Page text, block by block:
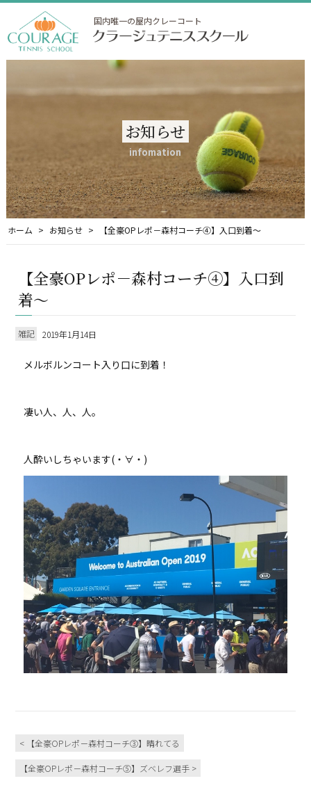
国内唯一の屋内クレーコート
お知らせ
infomation
ホーム お知らせ 【全豪OPレポ－森村コーチ④】入口到着～
【全豪OPレポ－森村コーチ④】入口到
着～
雑記 2019年1月14日
メルボルンコート入り口に到着！
凄い人、人、人。
人酔いしちゃいます(・∀・)
< 【全豪OPレポ－森村コーチ③】晴れてる
【全豪OPレポ－森村コーチ⑤】ズベレフ選手 >